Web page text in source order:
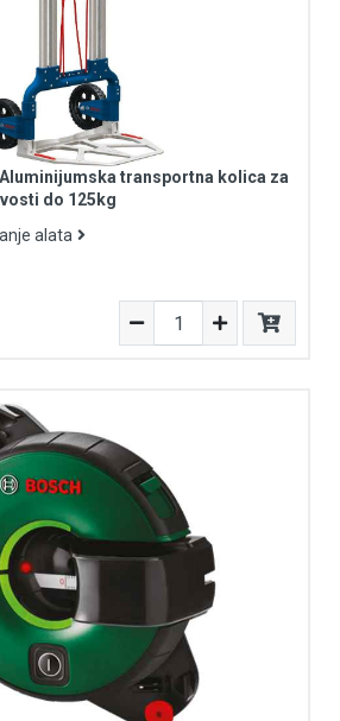
Aluminijumska transportna kolica za
do 125kg
alata